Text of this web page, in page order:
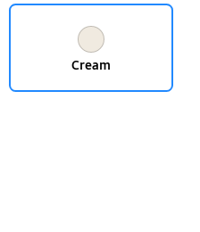
Cream